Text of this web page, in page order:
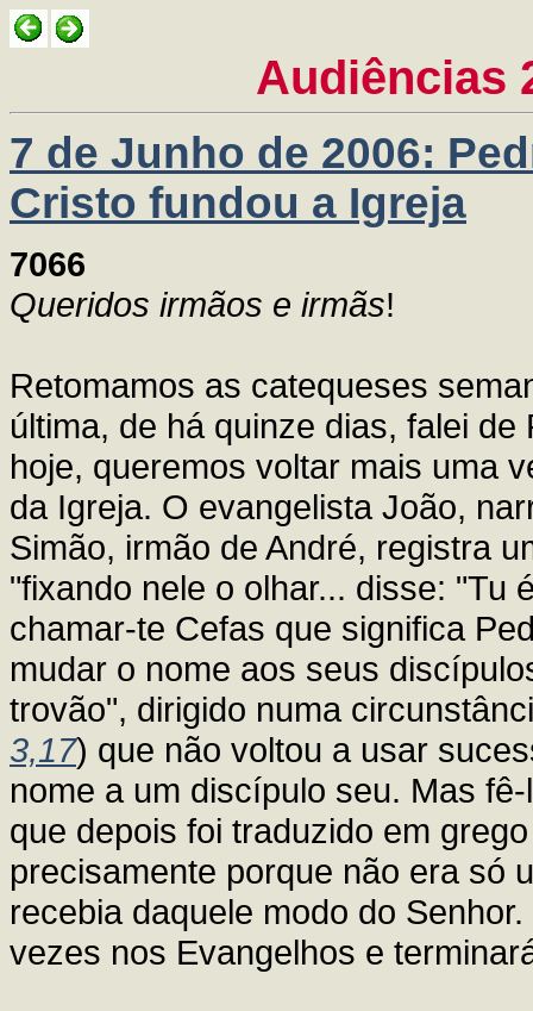
Audiências
7 de Junho de 2006:
Cristo fundou a Igreja
7066
Queridos irmãos e irmãs!
Retomamos as catequeses
última, de há quinze dias, falei
hoje, queremos voltar mais uma
da Igreja. O evangelista João,
Simão, irmão de André, registra
"fixando nele o olhar... disse: "Tu
chamar-te Cefas que significa
mudar o nome aos seus
trovão", dirigido numa
3,17) que não voltou a usar
nome a um discípulo seu. Mas
que depois foi traduzido em
precisamente porque não era só
recebia daquele modo do
vezes nos Evangelhos e